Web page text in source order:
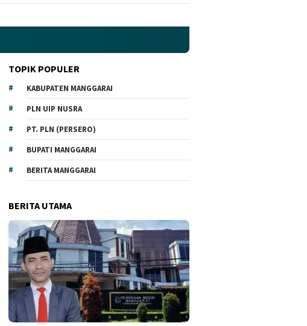
TOPIK POPULER
KABUPATEN MANGGARAI
PLN UIP NUSRA
PT. PLN (PERSERO)
BUPATI MANGGARAI
BERITA MANGGARAI
BERITA UTAMA